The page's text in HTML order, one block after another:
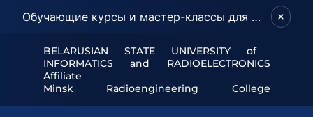
Обучающие курсы и мастер-классы для школьников и абитуриентов!
BELARUSIAN STATE UNIVERSITY of
INFORMATICS and RADIOELECTRONICS
Affiliate
Minsk Radioengineering College